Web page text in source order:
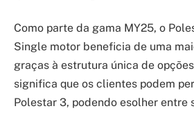
Como parte da gama MY25, o
Single motor beneficia de uma
graças à estrutura única de
significa que os clientes podem
Polestar 3, podendo esolher entre